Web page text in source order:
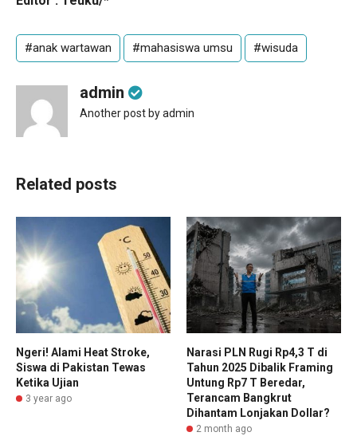
#anak wartawan #mahasiswa umsu #wisuda
admin
Another post by admin
Related posts
Ngeri! Alami Heat Stroke,
Siswa di Pakistan Tewas
Ketika Ujian
3 year ago
Narasi PLN Rugi Rp4,3 T di
Tahun 2025 Dibalik Framing
Untung Rp7 T Beredar,
Terancam Bangkrut
Dihantam Lonjakan Dollar?
2 month ago